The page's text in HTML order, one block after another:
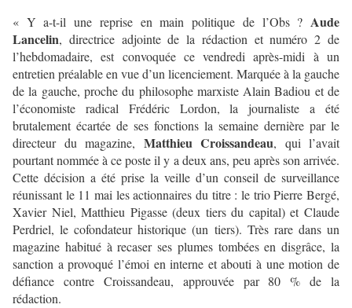
« Y a-t-il une reprise en main politique de l’Obs ? Aude
Lancelin, directrice adjointe de la rédaction et numéro 2 de
l’hebdomadaire, est convoquée ce vendredi après-midi à un
entretien préalable en vue d’un licenciement. Marquée à la gauche
de la gauche, proche du philosophe marxiste Alain Badiou et de
l’économiste radical Frédéric Lordon, la journaliste a été
brutalement écartée de ses fonctions la semaine dernière par le
directeur du magazine, Matthieu Croissandeau, qui l’avait
pourtant nommée à ce poste il y a deux ans, peu après son arrivée.
Cette décision a été prise la veille d’un conseil de surveillance
réunissant le 11 mai les actionnaires du titre : le trio Pierre Bergé,
Xavier Niel, Matthieu Pigasse (deux tiers du capital) et Claude
Perdriel, le cofondateur historique (un tiers). Très rare dans un
magazine habitué à recaser ses plumes tombées en disgrâce, la
sanction a provoqué l’émoi en interne et abouti à une motion de
défiance contre Croissandeau, approuvée par 80 % de la
rédaction.